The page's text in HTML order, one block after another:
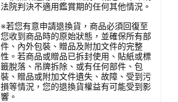
法院判決不適用鑑賞期的任何其他情況。
※若您有意申請退換貨，商品必須回復至
您收到商品時的原始狀態，並確保所有部
件、內外包裝、贈品及附加文件的完整
性。若商品或贈品已拆封使用、貼紙或標
籤脫落、吊牌拆除、或有任何部件、包
裝、贈品或附加文件遺失、故障、受到污
損等情況，您的退換貨權益有可能受到影
響。